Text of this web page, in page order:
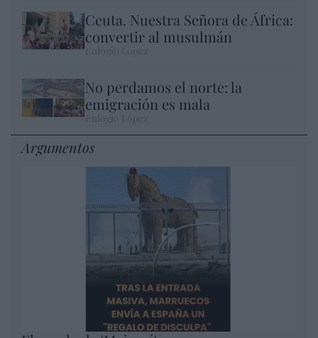
Ceuta. Nuestra Señora de África:
convertir al musulmán
No perdamos el norte: la
emigración es mala
Argumentos